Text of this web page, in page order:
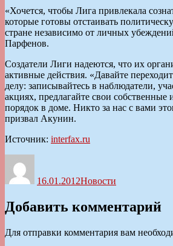
«Хочется, чтобы Лига привлекала
которые готовы отстаивать
стране независимо от личных
Парфенов.
Создатели Лиги надеются, что их
активные действия. «Давайте
делу: записывайтесь в наблюдатели,
акциях, предлагайте свои
порядок в доме. Никто за нас с вами
призвал Акунин.
Источник: interfax.ru
16.01.2012Новости
Добавить комментарий
Для отправки комментария вам